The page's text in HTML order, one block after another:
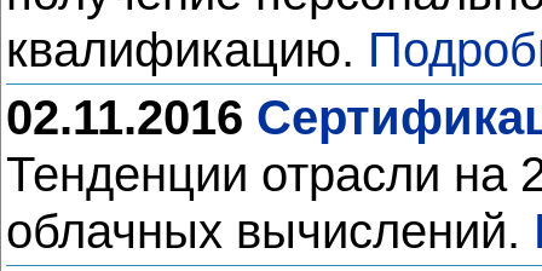
квалификацию.
02.11.2016
Тенденции отрасли на
облачных вычислений.